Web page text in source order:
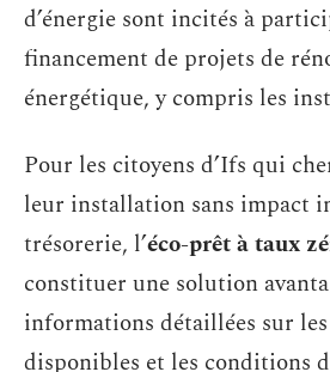
d’énergie sont incités à
financement de projets de
énergétique, y compris les
Pour les citoyens d’Ifs qui
leur installation sans impact
trésorerie, l’éco-prêt à taux
constituer une solution
informations détaillées sur
disponibles et les conditions